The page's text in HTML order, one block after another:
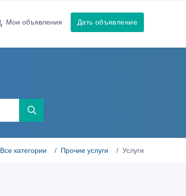
Мои объявления Дать объявление
Все категории Прочие услуги Услуги